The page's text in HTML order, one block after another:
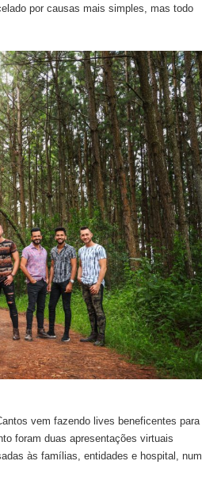
por causas mais simples, mas todo
vem fazendo lives beneficentes para
foram duas apresentações virtuais
às famílias, entidades e hospital, num